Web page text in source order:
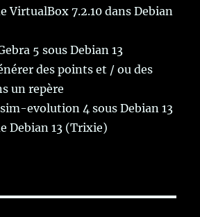
VirtualBox 7.2.10 dans Debian
5 sous Debian 13
des points et / ou des
un repère
evolution 4 sous Debian 13
Debian 13 (Trixie)